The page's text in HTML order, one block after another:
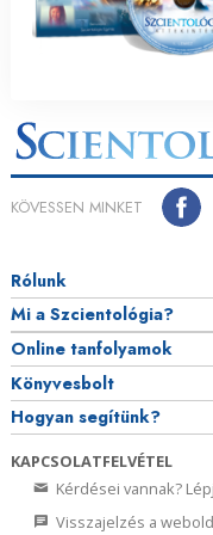
KÖVESSEN MINKET
Rólunk
Mi a Szcientológia?
Online tanfolyamok
Könyvesbolt
Hogyan segítünk?
KAPCSOLATFELVÉTEL
Kérdései vannak?
Visszajelzés a